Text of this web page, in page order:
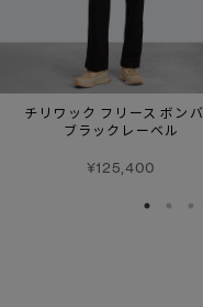
チリワック フリース ボン
ブラックレーベル
¥125,400